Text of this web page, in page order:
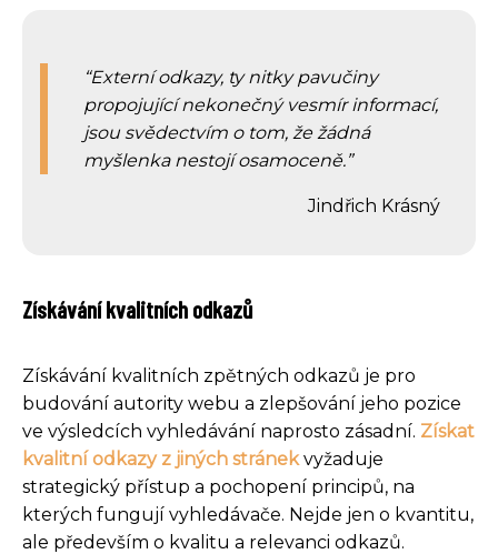
Externí odkazy, ty nitky pavučiny
propojující nekonečný vesmír informací,
jsou svědectvím o tom, že žádná
myšlenka nestojí osamoceně.
Jindřich Krásný
Získávání kvalitních odkazů
Získávání kvalitních zpětných odkazů je pro
budování autority webu a zlepšování jeho pozice
ve výsledcích vyhledávání naprosto zásadní. Získat
kvalitní odkazy z jiných stránek vyžaduje
strategický přístup a pochopení principů, na
kterých fungují vyhledávače. Nejde jen o kvantitu,
ale především o kvalitu a relevanci odkazů.